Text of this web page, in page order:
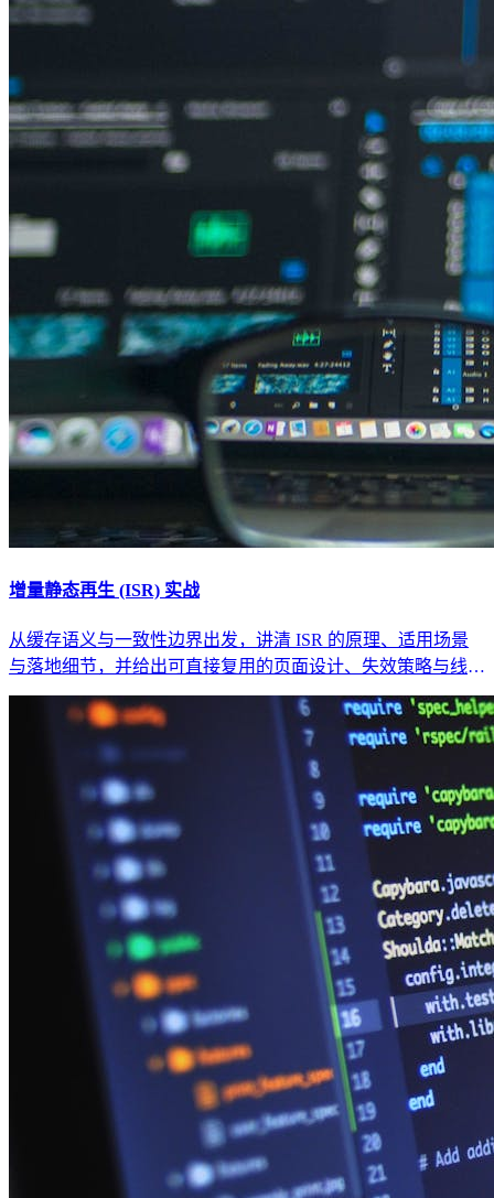
增量静态再生 (ISR) 实战
从缓存语义与一致性边界出发，讲清 ISR 的原理、适用场景
与落地细节，并给出可直接复用的页面设计、失效策略与线上
排障方法。